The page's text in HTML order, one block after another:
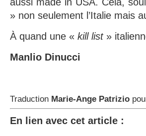
» non seulement l’Italie mais
À quand une « kill list»
Manlio Dinucci
Traduction Marie-Ange Patrizio
En lien avec cet article :